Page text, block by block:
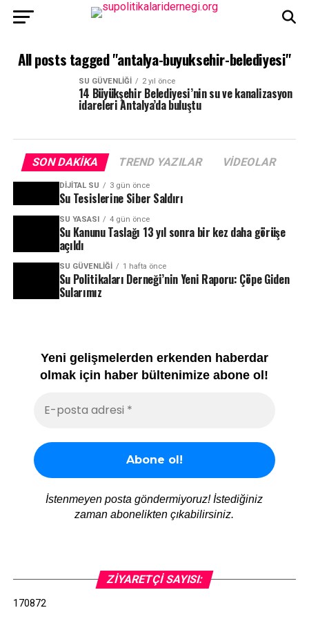
All posts tagged "antalya-buyuksehir-belediyesi"
SU GÜVENLIĞI 2 yıl önce
14 Büyükşehir Belediyesi’nin su ve kanalizasyon
idareleri Antalya’da buluştu
SON DAKIKA TREND YAZILAR VIDEOLAR
DIJITAL SU 3 gün önce
Su Tesislerine Siber Saldırı
SU YASASI 4 gün önce
Su Kanunu Taslağı 13 yıl sonra bir kez daha görüşe
açıldı
SU GÜVENLIĞI 1 hafta önce
Su Politikaları Derneği’nin Yeni Raporu: Çöpe Giden
Sularımız
Yeni gelişmelerden erkenden haberdar
olmak için haber bültenimize abone ol!
İstenmeyen posta göndermiyoruz! İstediğiniz
zaman abonelikten çıkabilirsiniz.
ZIYARETÇI SAYISI:
170872